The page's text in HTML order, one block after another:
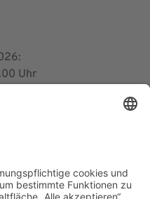
Uhr
Datenschutz